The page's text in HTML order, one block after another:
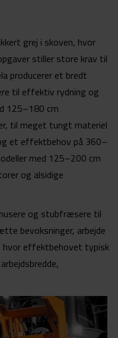
grej i skoven, hvor
stiller store krav til
producerer et bredt
til effektiv rydning og
125–180 cm
til meget tungt materiel
et effektbehov på 360–
med 125–200 cm
og alsidige
og stubfræsere til
bevoksninger, arbejde
effektbehovet typisk